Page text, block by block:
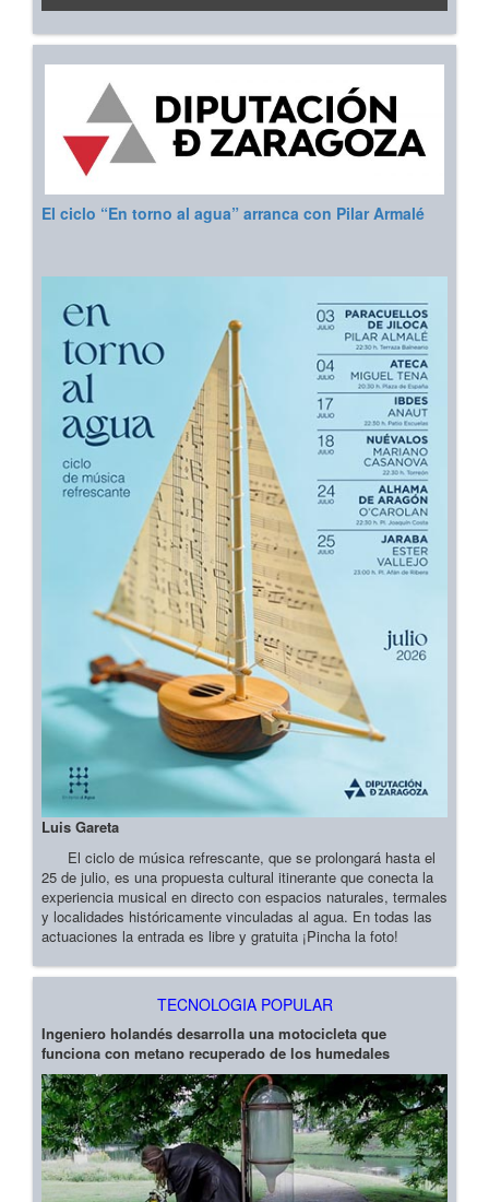
El ciclo “En torno al agua” arranca con Pilar Armalé
Luis Gareta
El ciclo de música refrescante, que se prolongará hasta el
25 de julio, es una propuesta cultural itinerante que conecta la
experiencia musical en directo con espacios naturales, termales
y localidades históricamente vinculadas al agua. En todas las
actuaciones la entrada es libre y gratuita ¡Pincha la foto!
TECNOLOGIA POPULAR
Ingeniero holandés desarrolla una motocicleta que
funciona con metano recuperado de los humedales